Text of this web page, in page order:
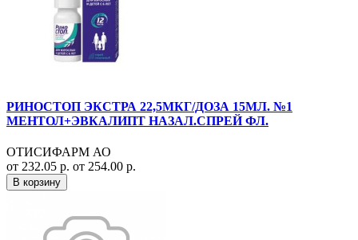
РИНОСТОП ЭКСТРА 22,5МКГ/ДОЗА 15МЛ. №1
МЕНТОЛ+ЭВКАЛИПТ НАЗАЛ.СПРЕЙ ФЛ.
ОТИСИФАРМ АО
от 232.05 р. от 254.00 р.
В корзину